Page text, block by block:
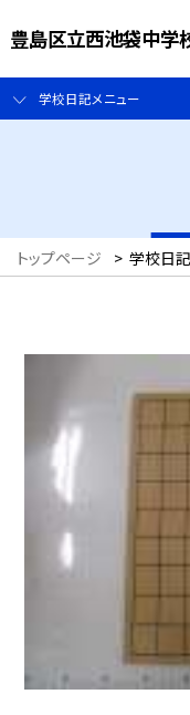
豊島区立西池袋中学
学校日記メニュー
トップページ > 学校日記